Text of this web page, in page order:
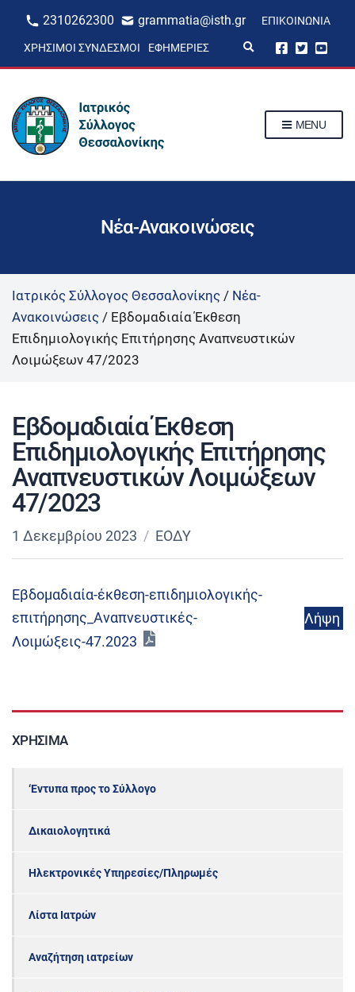
2310262300 grammatia@isth.gr ΕΠΙΚΟΙΝΩΝΊΑ
ΧΡΉΣΙΜΟΙ ΣΎΝΔΕΣΜΟΙ ΕΦΗΜΕΡΊΕΣ
p
m
MENU
Νέα-Ανακοινώσεις
Ιατρικός Σύλλογος Θεσσαλονίκης / Νέα-
Ανακοινώσεις / Εβδομαδιαία Έκθεση
Επιδημιολογικής Επιτήρησης Αναπνευστικών
Λοιμώξεων 47/2023
Εβδομαδιαία Έκθεση
Επιδημιολογικής Επιτήρησης
Αναπνευστικών Λοιμώξεων
47/2023
1 Δεκεμβρίου 2023 ΕΟΔΥ
Εβδομαδιαία-έκθεση-επιδημιολογικής-
επιτήρησης_Αναπνευστικές-
Λοιμώξεις-47.2023
Λήψη
ΧΡΉΣΙΜΑ
‘Εντυπα προς το Σύλλογο
Δικαιολογητικά
Ηλεκτρονικές Υπηρεσίες/Πληρωμές
Λίστα Ιατρών
Αναζήτηση ιατρείων